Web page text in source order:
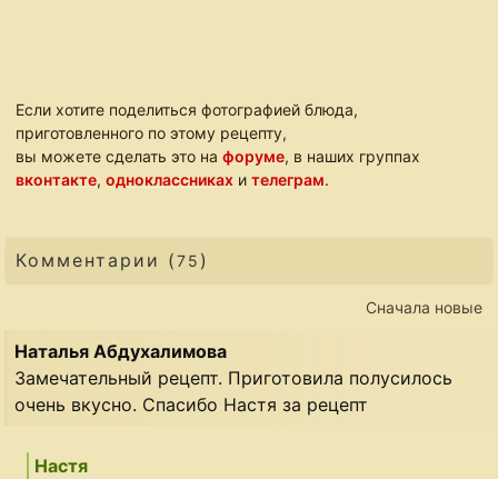
Если хотите поделиться фотографией блюда,
приготовленного по этому рецепту,
вы можете сделать это нафоруме, в наших группах
вконтакте,одноклассниках ителеграм.
Комментарии (75 )
Сначала новые
Наталья Абдухалимова
Замечательный рецепт. Приготовила полусилось
очень вкусно. Спасибо Настя за рецепт
Настя